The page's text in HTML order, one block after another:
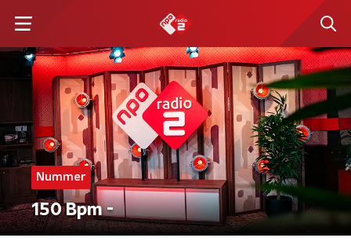
Nummer
150 Bpm -